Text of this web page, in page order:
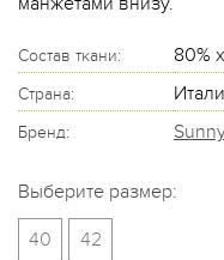
Состав ткани: 80%
Страна:
Бренд:
Выберите размер:
40
42